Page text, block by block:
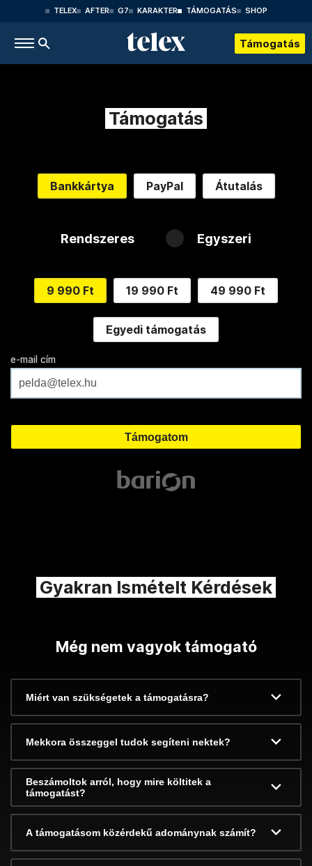
TELEX AFTER G7 KARAKTER TÁMOGATÁS SHOP
Támogatás
Támogatás
Bankkártya PayPal Átutalás
Rendszeres Egyszeri
9 990 Ft 19 990 Ft 49 990 Ft
Egyedi támogatás
e-mail cím
Gyakran Ismételt Kérdések
Még nem vagyok támogató
Miért van szükségetek a támogatásra?
Mekkora összeggel tudok segíteni nektek?
Beszámoltok arról, hogy mire költitek a
támogatást?
A támogatásom közérdekű adománynak számít?